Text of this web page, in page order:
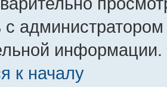
с
информации.
к началу